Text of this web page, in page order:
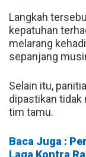
Langkah
kepatuhan
melarang
sepanjang
Selain itu,
dipastikan tidak
tim tamu.
Baca Juga :
Laga Kontra